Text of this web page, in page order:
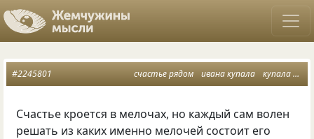
счастье рядом ивана купала купала лета как не бывало
#2245801
Счастье кроется в мелочах, но каждый сам волен
решать из каких именно мелочей состоит его